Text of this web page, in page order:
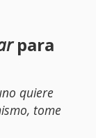
para
quiere
tome